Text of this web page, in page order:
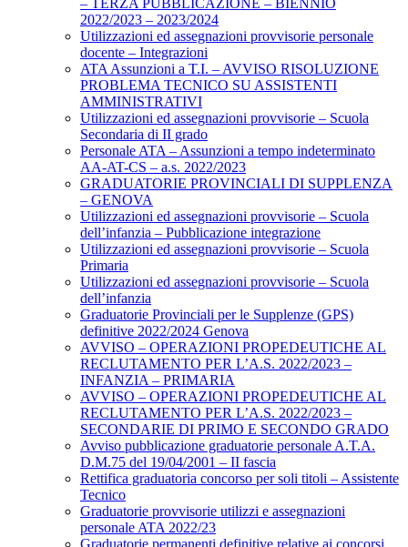
– TERZA PUBBLICAZIONE – BIENNIO
2022/2023 – 2023/2024
Utilizzazioni ed assegnazioni provvisorie personale
docente – Integrazioni
ATA Assunzioni a T.I. – AVVISO RISOLUZIONE
PROBLEMA TECNICO SU ASSISTENTI
AMMINISTRATIVI
Utilizzazioni ed assegnazioni provvisorie – Scuola
Secondaria di II grado
Personale ATA – Assunzioni a tempo indeterminato
AA-AT-CS – a.s. 2022/2023
GRADUATORIE PROVINCIALI DI SUPPLENZA
– GENOVA
Utilizzazioni ed assegnazioni provvisorie – Scuola
dell’infanzia – Pubblicazione integrazione
Utilizzazioni ed assegnazioni provvisorie – Scuola
Primaria
Utilizzazioni ed assegnazioni provvisorie – Scuola
dell’infanzia
Graduatorie Provinciali per le Supplenze (GPS)
definitive 2022/2024 Genova
AVVISO – OPERAZIONI PROPEDEUTICHE AL
RECLUTAMENTO PER L’A.S. 2022/2023 –
INFANZIA – PRIMARIA
AVVISO – OPERAZIONI PROPEDEUTICHE AL
RECLUTAMENTO PER L’A.S. 2022/2023 –
SECONDARIE DI PRIMO E SECONDO GRADO
Avviso pubblicazione graduatorie personale A.T.A.
D.M.75 del 19/04/2001 – II fascia
Rettifica graduatoria concorso per soli titoli – Assistente
Tecnico
Graduatorie provvisorie utilizzi e assegnazioni
personale ATA 2022/23